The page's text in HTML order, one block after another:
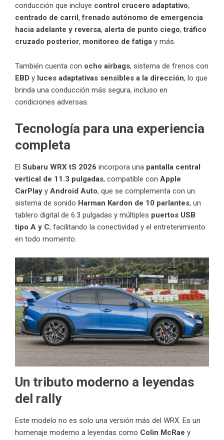
conducción que incluye control crucero adaptativo,
centrado de carril,frenado autónomo de emergencia
hacia adelante y reversa, alerta de punto ciego,tráfico
cruzado posterior, monitoreo de fatiga y más.
También cuenta con ocho airbags, sistema de frenos con
EBD y luces adaptativas sensibles a la dirección, lo que
brinda una conducción más segura, incluso en
condiciones adversas.
Tecnología para una experiencia
completa
El Subaru WRX tS 2026 incorpora una pantalla central
vertical de 11.3 pulgadas, compatible con Apple
CarPlay y Android Auto, que se complementa con un
sistema de sonido Harman Kardon de 10 parlantes, un
tablero digital de 6.3 pulgadas y múltiples puertos USB
tipo A y C, facilitando la conectividad y el entretenimiento
en todo momento.
Un tributo moderno a leyendas
del rally
Este modelo no es solo una versión más del WRX. Es un
homenaje moderno a leyendas como Colin McRae y